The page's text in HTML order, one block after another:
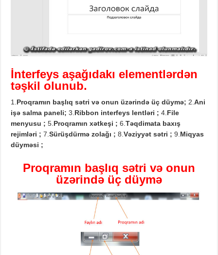
İnterfeys aşağıdakı elementlərdən
təşkil olunub.
1. Proqramın başlıq sətri və onun üzərində üç düymə; 2.Ani
işə salma paneli; 3. Ribbon interfeys lentləri ; 4. File
menyusu ; 5. Proqramın xətkeşi ; 6.Təqdimata baxış
rejimləri ; 7.Sürüşdürmə zolağı ; 8.Vəziyyət sətri ; 9. Miqyas
düyməsi ;
Proqramın başlıq sətri və onun
üzərində üç düymə